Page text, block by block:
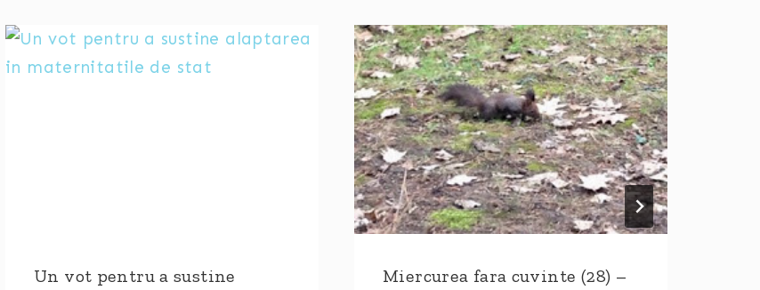
Un vot pentru a sustine
Miercurea fara cuvinte (28) –